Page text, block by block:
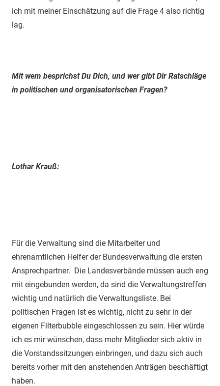
ich mit meiner Einschätzung auf die Frage 4 also richtig
lag.
Mit wem besprichst Du Dich, und wer gibt Dir Ratschläge
in politischen und organisatorischen Fragen?
Lothar Krauß:
Für die Verwaltung sind die Mitarbeiter und
ehrenamtlichen Helfer der Bundesverwaltung die ersten
Ansprechpartner. Die Landesverbände müssen auch eng
mit eingebunden werden, da sind die Verwaltungstreffen
wichtig und natürlich die Verwaltungsliste. Bei
politischen Fragen ist es wichtig, nicht zu sehr in der
eigenen Filterbubble eingeschlossen zu sein. Hier würde
ich es mir wünschen, dass mehr Mitglieder sich aktiv in
die Vorstandssitzungen einbringen, und dazu sich auch
bereits vorher mit den anstehenden Anträgen beschäftigt
haben.